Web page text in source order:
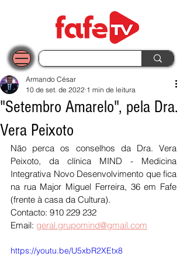
"Setembro Amarelo", pela Dra.
Vera Peixoto
Armando César
10 de set. de 2022 1 min de leitura
Não perca os conselhos da Dra. Vera
Peixoto, da clínica MIND - Medicina
Integrativa Novo Desenvolvimento que fica
na rua Major Miguel Ferreira, 36 em Fafe
(frente à casa da Cultura).
Contacto: 910 229 232
Email: geral.grupomind@gmail.com
https://youtu.be/U5xbR2XEtx8